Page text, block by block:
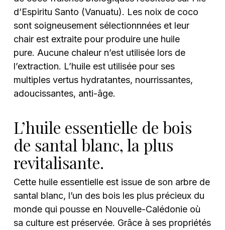
d’Espiritu Santo (Vanuatu). Les noix de coco
sont soigneusement sélectionnnées et leur
chair est extraite pour produire une huile
pure. Aucune chaleur n’est utilisée lors de
l’extraction. L’huile est utilisée pour ses
multiples vertus hydratantes, nourrissantes,
adoucissantes, anti-âge.
L’huile essentielle de bois
de santal blanc, la plus
revitalisante.
Cette huile essentielle est issue de son arbre de
santal blanc, l’un des bois les plus précieux du
monde qui pousse en Nouvelle-Calédonie où
sa culture est préservée. Grâce à ses propriétés